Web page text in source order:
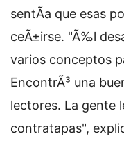
sentÃ­a que esas
ceÃ±irse. "Ã‰l
varios conceptos
EncontrÃ³ una
lectores. La gente
contratapas",